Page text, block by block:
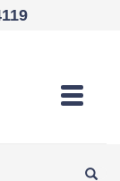
Toggle